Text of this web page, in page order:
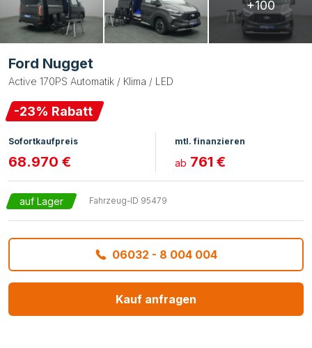
+100
Ford Nugget
Active 170PS Automatik / Klima / LED
-23% Rabatt
Sofortkaufpreis
68.970 €
mtl. finanzieren
ab 761 €
auf Lager Fahrzeug-ID 95479
06032 - 8 004 004
Kauf anfragen